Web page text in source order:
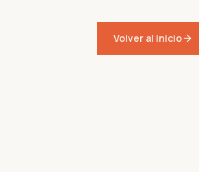
Volver al inicio